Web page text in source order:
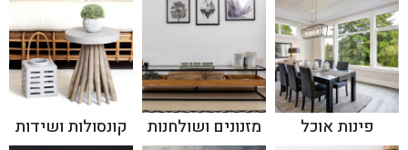
פינות אוכל מזנונים ושולחנות קונסולות ושידות